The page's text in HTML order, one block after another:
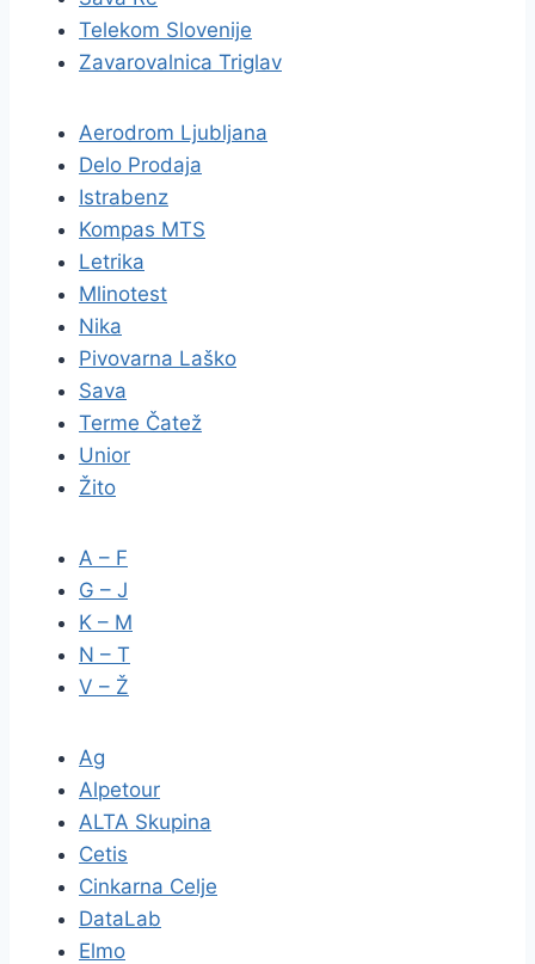
Telekom Slovenije
Zavarovalnica Triglav
Aerodrom Ljubljana
Delo Prodaja
Istrabenz
Kompas MTS
Letrika
Mlinotest
Nika
Pivovarna Laško
Sava
Terme Čatež
Unior
Žito
A – F
G – J
K – M
N – T
V – Ž
Ag
Alpetour
ALTA Skupina
Cetis
Cinkarna Celje
DataLab
Elmo